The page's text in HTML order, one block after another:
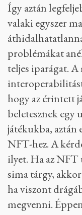
Így aztán
valaki egyszer
problémákat
teljes iparágat.
hogy az érintett
beletesznek egy
játékukba, aztán
NFT-hez. A
ilyet. Ha az
sima tárgy,
ha viszont
megvenni.